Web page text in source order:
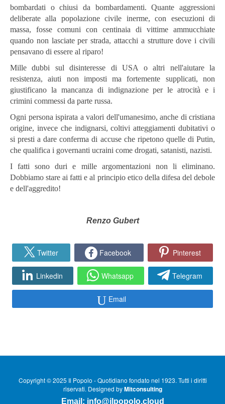
bombardati o chiusi da bombardamenti. Quante aggressioni
deliberate alla popolazione civile inerme, con esecuzioni di
massa, fosse comuni con centinaia di vittime ammucchiate
quando non lasciate per strada, attacchi a strutture dove i civili
pensavano di essere al riparo!
Mille dubbi sul disinteresse di USA o altri nell'aiutare la
resistenza, aiuti non imposti ma fortemente supplicati, non
giustificano la mancanza di indignazione per le atrocità e i
crimini commessi da parte russa.
Ogni persona ispirata a valori dell'umanesimo, anche di cristiana
origine, invece che indignarsi, coltivi atteggiamenti dubitativi o
si presti a dare conferma di accuse che ripetono quelle di Putin,
che qualifica i governanti ucraini come drogati, satanisti, nazisti.
I fatti sono duri e mille argomentazioni non li eliminano.
Dobbiamo stare ai fatti e al principio etico della difesa del debole
e dell'aggredito!
Renzo Gubert
Twitter Facebook Pinterest
Linkedin Whatsapp Telegram
Email
Copyright © 2025 Il Popolo - Quotidiano fondato nel 1923. Tutti i diritti
riservati. Designed byMitconsulting
Email: info@ilpopolo.cloud